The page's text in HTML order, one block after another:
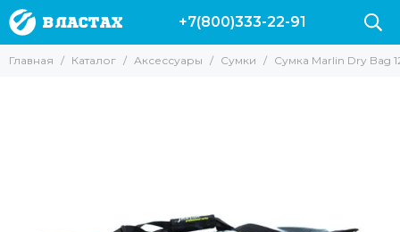
Аксессуары +7(800)333-22-91
Главная Каталог Аксессуары Сумки Сумка Marlin Dry Bag